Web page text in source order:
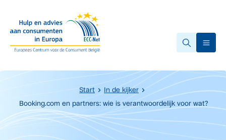
Start
In de kijker
Booking.com en partners: wie is verantwoordelijk voor wat?
Start van de hoofdinhoud